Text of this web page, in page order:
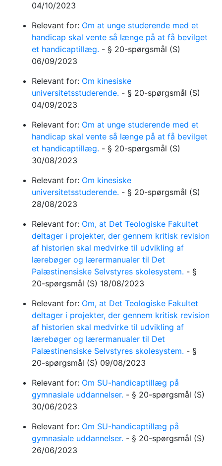
04/10/2023
Relevant for: Om at unge studerende med et
handicap skal vente så længe på at få bevilget
et handicaptillæg. - § 20-spørgsmål (S)
06/09/2023
Relevant for: Om kinesiske
universitetsstuderende. - § 20-spørgsmål (S)
04/09/2023
Relevant for: Om at unge studerende med et
handicap skal vente så længe på at få bevilget
et handicaptillæg. - § 20-spørgsmål (S)
30/08/2023
Relevant for: Om kinesiske
universitetsstuderende. - § 20-spørgsmål (S)
28/08/2023
Relevant for: Om, at Det Teologiske Fakultet
deltager i projekter, der gennem kritisk revision
af historien skal medvirke til udvikling af
lærebøger og lærermanualer til Det
Palæstinensiske Selvstyres skolesystem. - §
20-spørgsmål (S) 18/08/2023
Relevant for: Om, at Det Teologiske Fakultet
deltager i projekter, der gennem kritisk revision
af historien skal medvirke til udvikling af
lærebøger og lærermanualer til Det
Palæstinensiske Selvstyres skolesystem. - §
20-spørgsmål (S) 09/08/2023
Relevant for: Om SU-handicaptillæg på
gymnasiale uddannelser. - § 20-spørgsmål (S)
30/06/2023
Relevant for: Om SU-handicaptillæg på
gymnasiale uddannelser. - § 20-spørgsmål (S)
26/06/2023